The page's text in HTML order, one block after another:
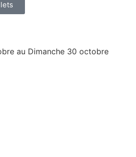
au Dimanche 30 octobre